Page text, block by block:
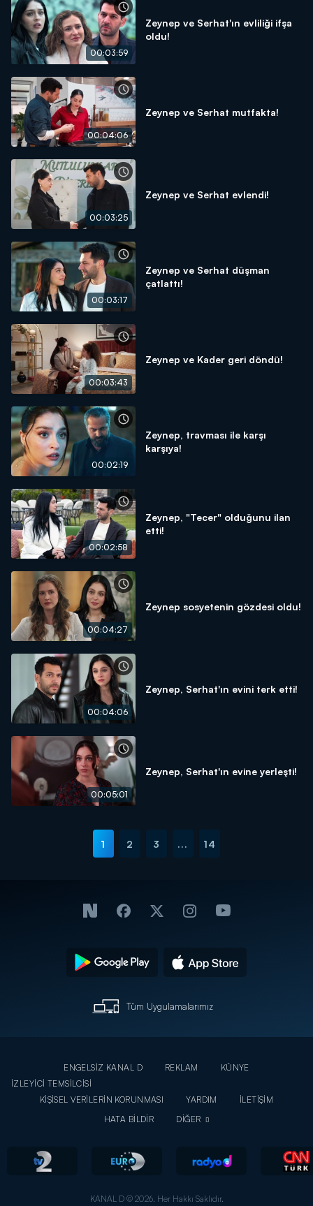
00:03:59
Zeynep ve Serhat'ın evliliği ifşa
oldu!
00:04:06
Zeynep ve Serhat mutfakta!
00:03:25
Zeynep ve Serhat evlendi!
00:03:17
Zeynep ve Serhat düşman
çatlattı!
00:03:43
Zeynep ve Kader geri döndü!
00:02:19
Zeynep, travması ile karşı
karşıya!
00:02:58
Zeynep, "Tecer" olduğunu ilan
etti!
00:04:27
Zeynep sosyetenin gözdesi oldu!
00:04:06
Zeynep, Serhat'ın evini terk etti!
00:05:01
Zeynep, Serhat'ın evine yerleşti!
1 2 3 ... 14
Tüm Uygulamalarımız
ENGELSİZ KANAL D REKLAM
KÜNYE
İZLEYİCİ TEMSİLCİSİ
KİŞİSEL VERİLERİN KORUNMASI
YARDIM
İLETİŞİM
HATA BİLDİR
DİĞER
KANAL D © 2026. Her Hakkı Saklıdır.